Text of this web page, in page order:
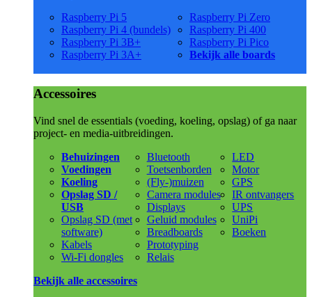
Raspberry Pi 5
Raspberry Pi 4 (bundels)
Raspberry Pi 3B+
Raspberry Pi 3A+
Raspberry Pi Zero
Raspberry Pi 400
Raspberry Pi Pico
Bekijk alle boards
Accessoires
Vind snel de essentials (voeding, koeling, opslag) of ga naar
project- en media-uitbreidingen.
Behuizingen
Voedingen
Koeling
Opslag SD /
USB
Opslag SD (met
software)
Kabels
Wi-Fi dongles
Bluetooth
Toetsenborden
(Fly-)muizen
Camera modules
Displays
Geluid modules
Breadboards
Prototyping
Relais
LED
Motor
GPS
IR ontvangers
UPS
UniPi
Boeken
Bekijk alle accessoires